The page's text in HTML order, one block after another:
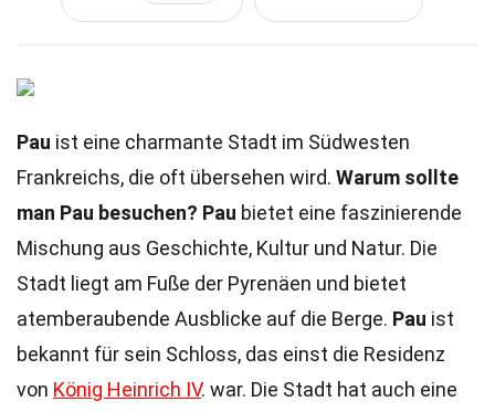
Pau ist eine charmante Stadt im Südwesten
Frankreichs, die oft übersehen wird. Warum sollte
man Pau besuchen? Pau bietet eine faszinierende
Mischung aus Geschichte, Kultur und Natur. Die
Stadt liegt am Fuße der Pyrenäen und bietet
atemberaubende Ausblicke auf die Berge. Pau ist
bekannt für sein Schloss, das einst die Residenz
von König Heinrich IV. war. Die Stadt hat auch eine